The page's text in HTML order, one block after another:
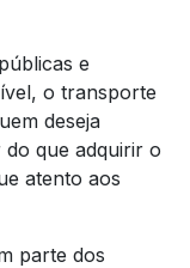
e
o transporte
deseja
que adquirir o
atento aos
parte dos